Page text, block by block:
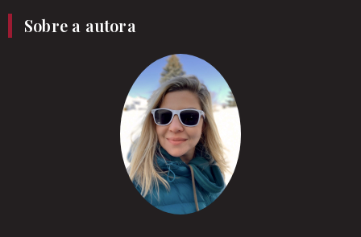
Sobre a autora